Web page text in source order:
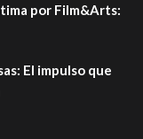
por Film&Arts:
El impulso que